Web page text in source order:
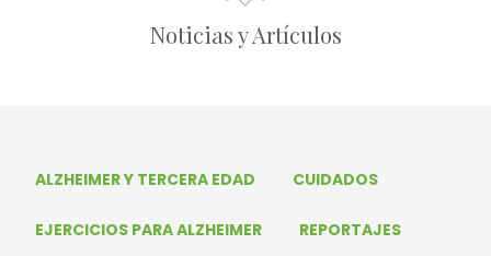
Noticias y Artículos
ALZHEIMER Y TERCERA EDAD CUIDADOS
EJERCICIOS PARA ALZHEIMER REPORTAJES